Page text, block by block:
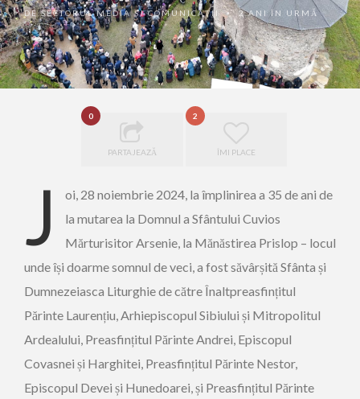
DESECTORUL MEDIA ȘI COMUNICAȚII •2 ANI ÎN URMĂ
0
PARTAJEAZĂ
2
ÎMI PLACE
J
oi, 28 noiembrie 2024, la împlinirea a 35 de ani de
la mutarea la Domnul a Sfântului Cuvios
Mărturisitor Arsenie, la Mănăstirea Prislop – locul
unde își doarme somnul de veci, a fost săvârșită Sfânta și
Dumnezeiasca Liturghie de către Înaltpreasfințitul
Părinte Laurențiu, Arhiepiscopul Sibiului și Mitropolitul
Ardealului, Preasfințitul Părinte Andrei, Episcopul
Covasnei și Harghitei, Preasfințitul Părinte Nestor,
Episcopul Devei și Hunedoarei, și Preasfințitul Părinte